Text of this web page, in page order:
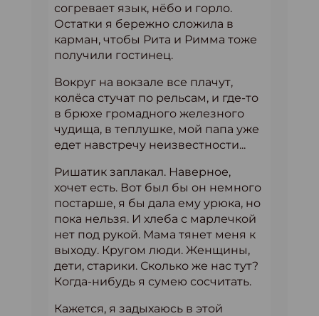
согревает язык, нёбо и горло.
Остатки я бережно сложила в
карман, чтобы Рита и Римма тоже
получили гостинец.
Вокруг на вокзале все плачут,
колёса стучат по рельсам, и где-то
в брюхе громадного железного
чудища, в теплушке, мой папа уже
едет навстречу неизвестности...
Ришатик заплакал. Наверное,
хочет есть. Вот был бы он немного
постарше, я бы дала ему урюка, но
пока нельзя. И хлеба с марлечкой
нет под рукой. Мама тянет меня к
выходу. Кругом люди. Женщины,
дети, старики. Сколько же нас тут?
Когда-нибудь я сумею сосчитать.
Кажется, я задыхаюсь в этой